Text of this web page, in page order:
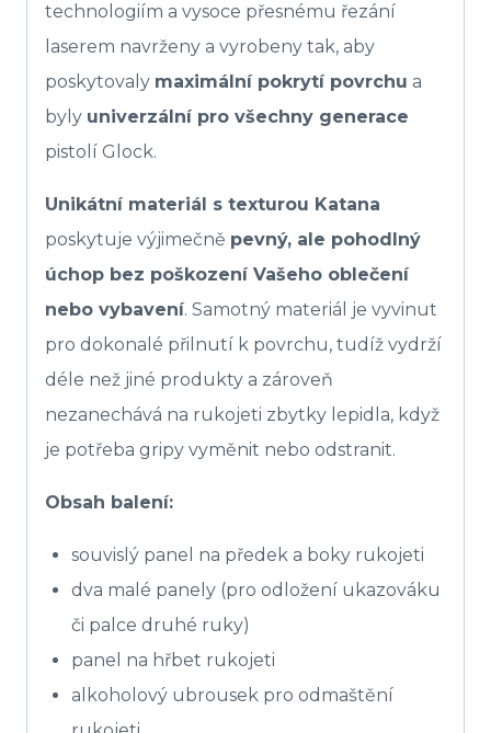
technologiím a vysoce přesnému řezání
laserem navrženy a vyrobeny tak, aby
poskytovaly maximální pokrytí povrchu a
byly univerzální pro všechny generace
pistolí Glock.
Unikátní materiál s texturou Katana
poskytuje výjimečně pevný, ale pohodlný
úchop bez poškození Vašeho oblečení
nebo vybavení. Samotný materiál je vyvinut
pro dokonalé přilnutí k povrchu, tudíž vydrží
déle než jiné produkty a zároveň
nezanechává na rukojeti zbytky lepidla, když
je potřeba gripy vyměnit nebo odstranit.
Obsah balení:
souvislý panel na předek a boky rukojeti
dva malé panely (pro odložení ukazováku
či palce druhé ruky)
panel na hřbet rukojeti
alkoholový ubrousek pro odmaštění